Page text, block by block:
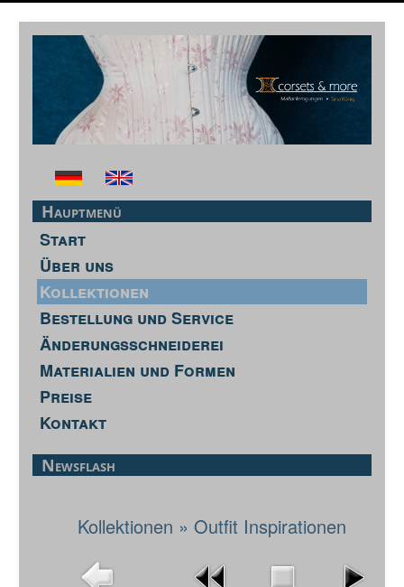
Hauptmenü
Start
Über uns
Kollektionen
Bestellung und Service
Änderungsschneiderei
Materialien und Formen
Preise
Kontakt
Newsflash
Kollektionen » Outfit Inspirationen